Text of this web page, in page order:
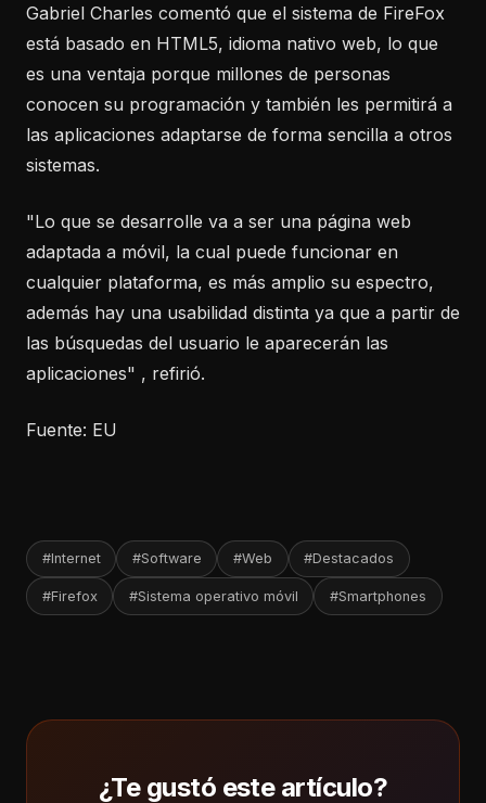
Gabriel Charles comentó que el sistema de FireFox
está basado en HTML5, idioma nativo web, lo que
es una ventaja porque millones de personas
conocen su programación y también les permitirá a
las aplicaciones adaptarse de forma sencilla a otros
sistemas.
"Lo que se desarrolle va a ser una página web
adaptada a móvil, la cual puede funcionar en
cualquier plataforma, es más amplio su espectro,
además hay una usabilidad distinta ya que a partir de
las búsquedas del usuario le aparecerán las
aplicaciones" , refirió.
Fuente: EU
#Internet #Software #Web #Destacados
#Firefox #Sistema operativo móvil #Smartphones
¿Te gustó este artículo?